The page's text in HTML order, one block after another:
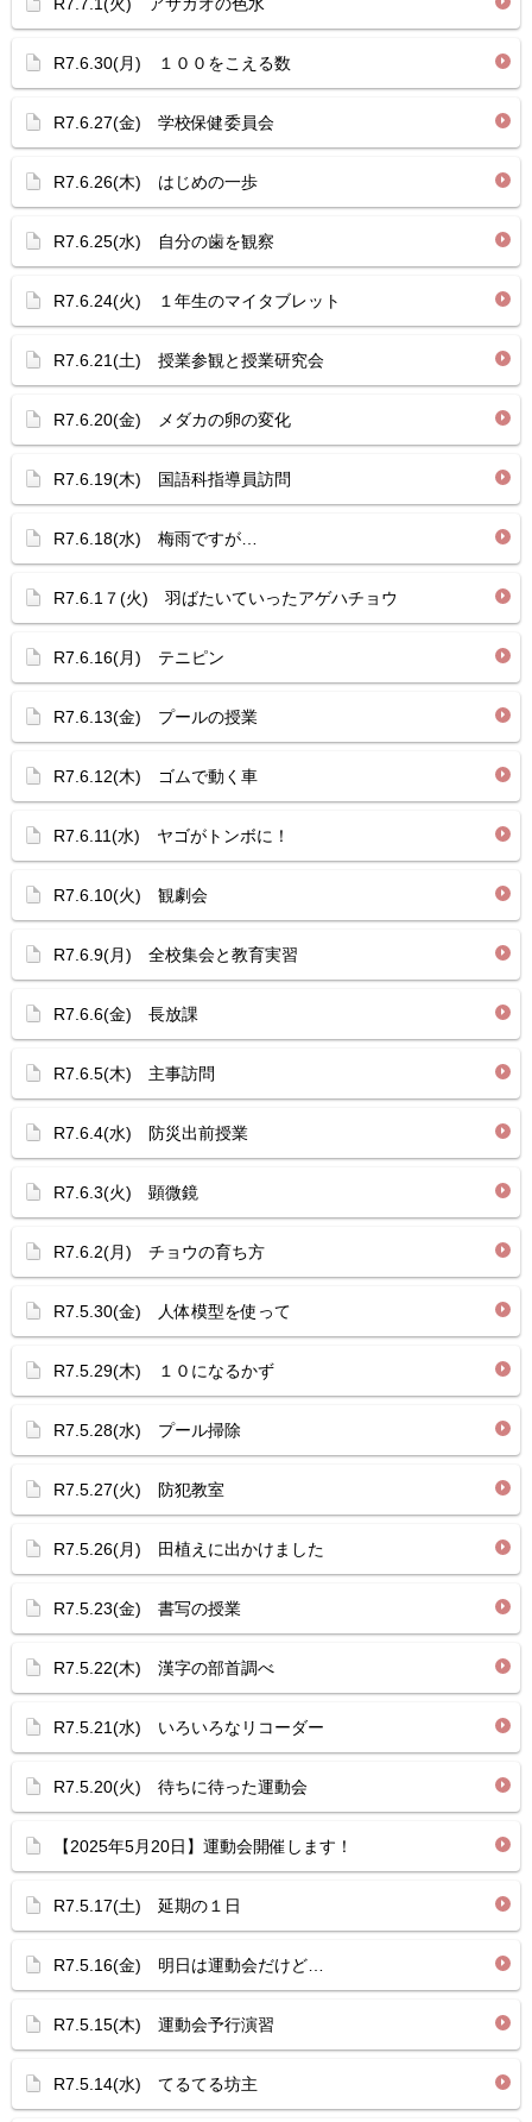
R7.6.30(月) １００をこえる数
R7.6.27(金) 学校保健委員会
R7.6.26(木) はじめの一歩
R7.6.25(水) 自分の歯を観察
R7.6.24(火) １年生のマイタブレット
R7.6.21(土) 授業参観と授業研究会
R7.6.20(金) メダカの卵の変化
R7.6.19(木) 国語科指導員訪問
R7.6.18(水) 梅雨ですが…
R7.6.1７(火) 羽ばたいていったアゲハチョウ
R7.6.16(月) テニピン
R7.6.13(金) プールの授業
R7.6.12(木) ゴムで動く車
R7.6.11(水) ヤゴがトンボに！
R7.6.10(火) 観劇会
R7.6.9(月) 全校集会と教育実習
R7.6.6(金) 長放課
R7.6.5(木) 主事訪問
R7.6.4(水) 防災出前授業
R7.6.3(火) 顕微鏡
R7.6.2(月) チョウの育ち方
R7.5.30(金) 人体模型を使って
R7.5.29(木) １０になるかず
R7.5.28(水) プール掃除
R7.5.27(火) 防犯教室
R7.5.26(月) 田植えに出かけました
R7.5.23(金) 書写の授業
R7.5.22(木) 漢字の部首調べ
R7.5.21(水) いろいろなリコーダー
R7.5.20(火) 待ちに待った運動会
【2025年5月20日】運動会開催します！
R7.5.17(土) 延期の１日
R7.5.16(金) 明日は運動会だけど…
R7.5.15(木) 運動会予行演習
R7.5.14(水) てるてる坊主